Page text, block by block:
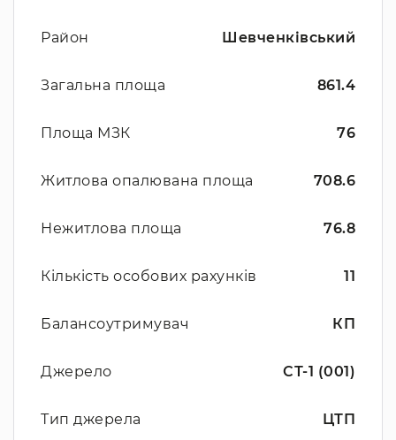
Район Шевченківський
Загальна площа 861.4
Площа МЗК 76
Житлова опалювана площа 708.6
Нежитлова площа 76.8
Кількість особових рахунків 11
Балансоутримувач КП
Джерело СТ-1 (001)
Тип джерела ЦТП